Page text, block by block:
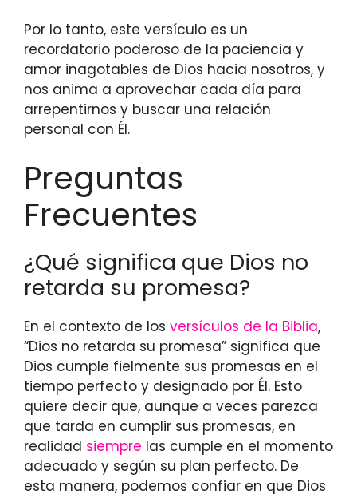
Por lo tanto, este versículo es un
recordatorio poderoso de la paciencia y
amor inagotables de Dios hacia nosotros, y
nos anima a aprovechar cada día para
arrepentirnos y buscar una relación
personal con Él.
Preguntas
Frecuentes
¿Qué significa que Dios no
retarda su promesa?
En el contexto de los versículos de la Biblia,
“Dios no retarda su promesa” significa que
Dios cumple fielmente sus promesas en el
tiempo perfecto y designado por Él. Esto
quiere decir que, aunque a veces parezca
que tarda en cumplir sus promesas, en
realidad siempre las cumple en el momento
adecuado y según su plan perfecto. De
esta manera, podemos confiar en que Dios